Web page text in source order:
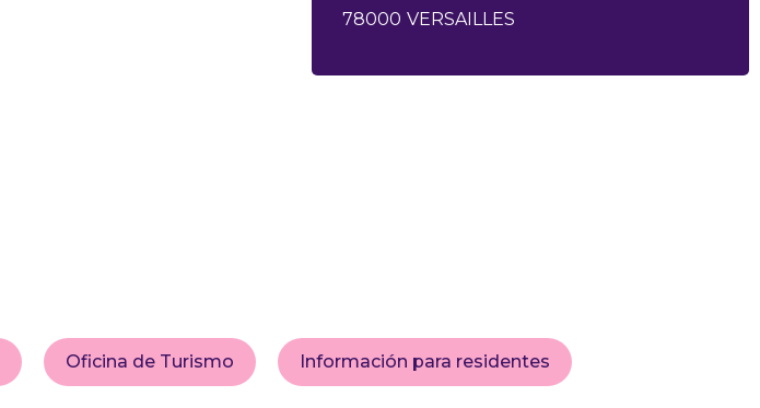
78000 VERSAILLES
Oficina de Turismo Información para residentes